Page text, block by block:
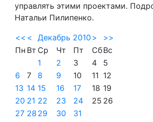
управлять этими проектами.
Натальи Пилипенко.
<< < Декабрь 2010 >
>>
Пн Вт Ср Чт Пт СбВс
1
2 3 4
5
6
7 8 9 10 11 12
13 14 15 16 17 18 19
20 21 22 23 24 25 26
27 28 29 30 31